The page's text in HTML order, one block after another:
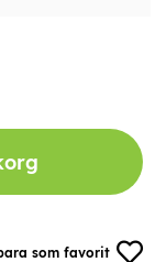
som favorit